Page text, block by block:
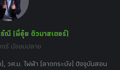
ณี (พี่อุ๋ย ติวมาสเตอร์)
ร์ มัธยมปลาย
วศ.ม. ไฟฟ้า (ลาดกระบัง) ปัจจุบันสอน